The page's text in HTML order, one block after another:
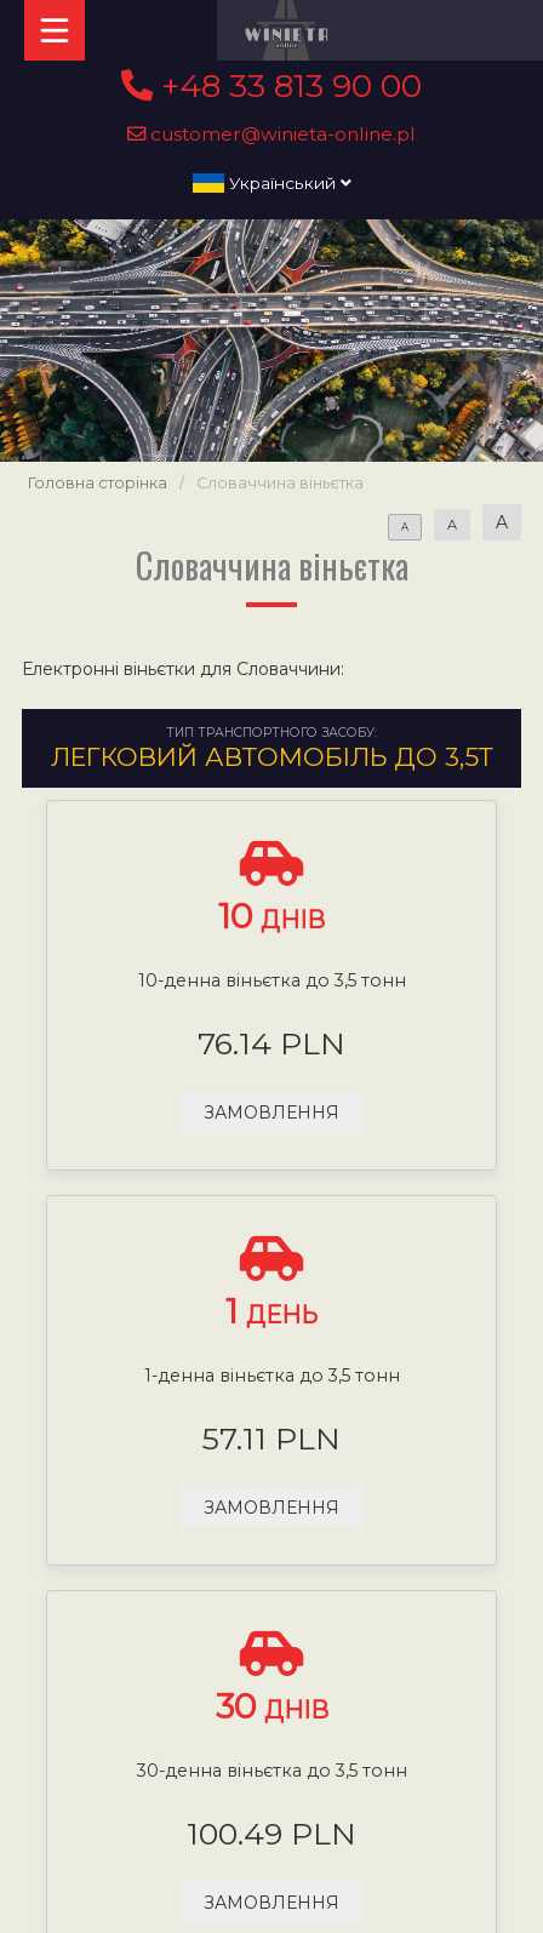
+48 33 813 90 00
customer@winieta-online.pl
Український
Головна сторінка / Словаччина віньєтка
A A A
Словаччина віньєтка
Електронні віньєтки для Словаччини:
ТИП ТРАНСПОРТНОГО ЗАСОБУ:
ЛЕГКОВИЙ АВТОМОБІЛЬ ДО 3,5Т
10 ДНІВ
10-денна віньєтка до 3,5 тонн
76.14 PLN
ЗАМОВЛЕННЯ
1 ДЕНЬ
1-денна віньєтка до 3,5 тонн
57.11 PLN
ЗАМОВЛЕННЯ
30 ДНІВ
30-денна віньєтка до 3,5 тонн
100.49 PLN
ЗАМОВЛЕННЯ